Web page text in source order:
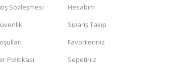
Sözleşmesi
Politikası
Hesabım
Sipariş Takip
Favorileriniz
Sepetiniz